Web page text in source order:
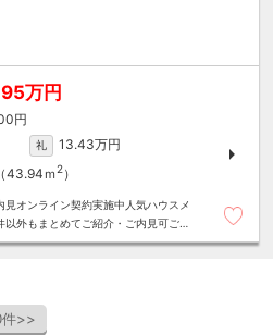
万円
円
礼
13.43万円
43.94ｍ 2）
オンライン契約実施中人気ハウスメ
外もまとめてご紹介・ご内見可ご予
>>